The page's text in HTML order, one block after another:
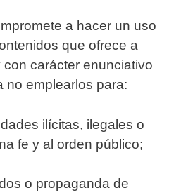
a hacer un uso
que ofrece a
carácter enunciativo
no emplearlos para:
ilícitas, ilegales o
fe y al orden público;
o propaganda de